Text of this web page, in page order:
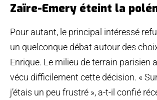
Zaïre-Emery éteint la
Pour autant, le principal intéressé
un quelconque débat autour des
Enrique. Le milieu de terrain parisien
vécu difficilement cette décision. «
j’étais un peu frustré », a-t-il confié